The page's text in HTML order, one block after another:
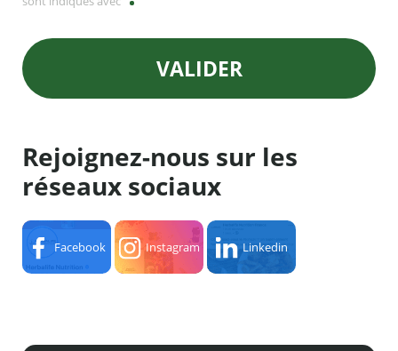
VALIDER
Rejoignez-nous sur les
réseaux sociaux
Facebook Instagram Linkedin